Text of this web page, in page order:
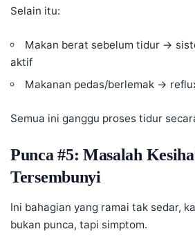
Selain itu:
Makan berat sebelum tidur →
aktif
Makanan pedas/berlemak →
Semua ini ganggu proses tidur
Punca #5: Masalah
Tersembunyi
Ini bahagian yang ramai tak sedar,
bukan punca, tapi simptom.